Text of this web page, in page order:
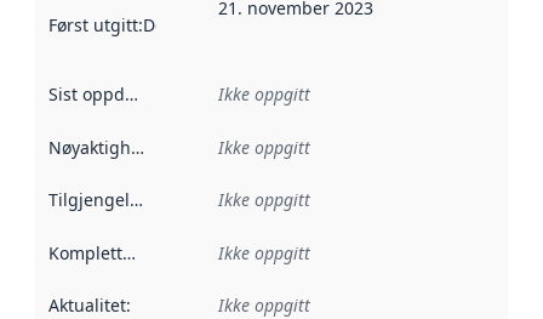
Først utgitt:Denne datoen sier når dataene i dette
21. november 2023
Sist oppdatert Ikke oppgitt
Nøyaktighet Ikke oppgitt
Tilgjengelighet Ikke oppgitt
Kompletthet Ikke oppgitt
Aktualitet: Ikke oppgitt